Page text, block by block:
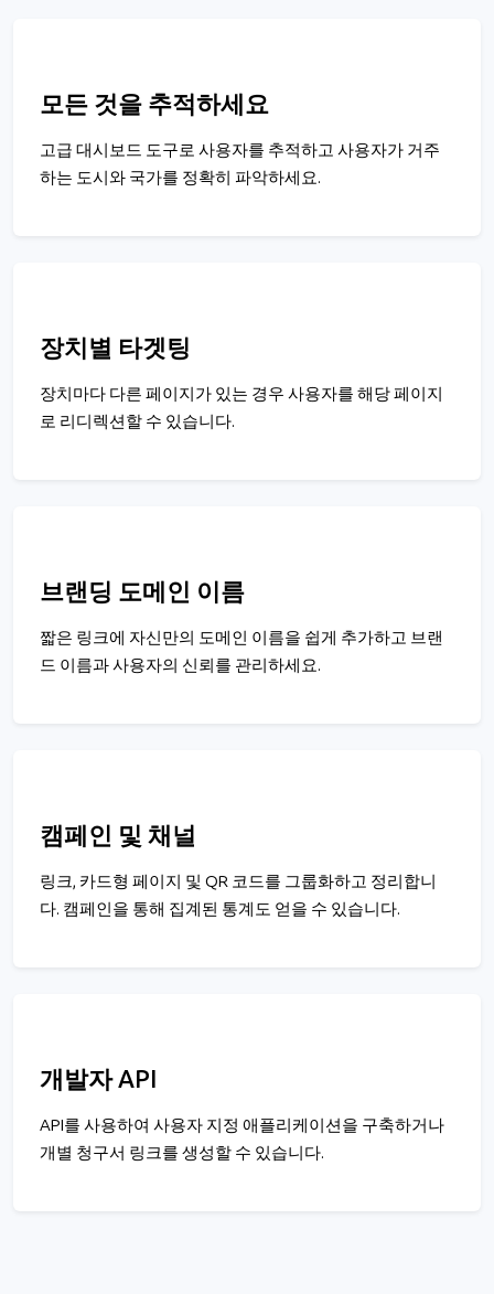
모든 것을 추적하세요
고급 대시보드 도구로 사용자를 추적하고 사용자가 거주
하는 도시와 국가를 정확히 파악하세요.
장치별 타겟팅
장치마다 다른 페이지가 있는 경우 사용자를 해당 페이지
로 리디렉션할 수 있습니다.
브랜딩 도메인 이름
짧은 링크에 자신만의 도메인 이름을 쉽게 추가하고 브랜
드 이름과 사용자의 신뢰를 관리하세요.
캠페인 및 채널
링크, 카드형 페이지 및 QR 코드를 그룹화하고 정리합니
다. 캠페인을 통해 집계된 통계도 얻을 수 있습니다.
개발자 API
API를 사용하여 사용자 지정 애플리케이션을 구축하거나
개별 청구서 링크를 생성할 수 있습니다.